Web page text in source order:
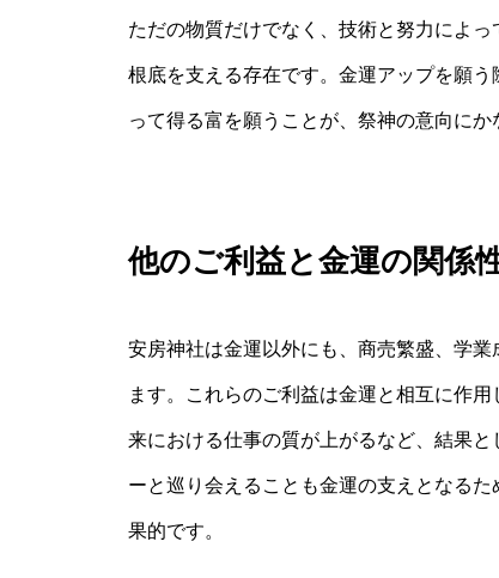
ただの物質だけでなく、技術と努力によ
根底を支える存在です。金運アップを願
って得る富を願うことが、祭神の意向にか
他のご利益と金運の関係
安房神社は金運以外にも、商売繁盛、学
ます。これらのご利益は金運と相互に作
来における仕事の質が上がるなど、結果
ーと巡り会えることも金運の支えとなる
果的です。